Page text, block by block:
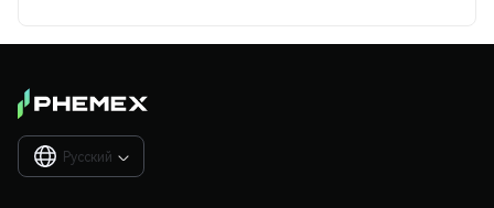
Русский 